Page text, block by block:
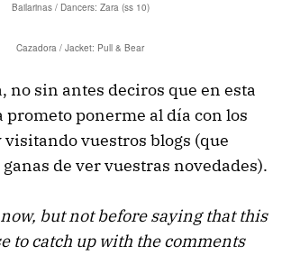
Bailarinas / Dancers: Zara (ss 10)
Cazadora / Jacket: Pull & Bear
no sin antes deciros que en esta
prometo ponerme al día con los
vuestros blogs (que
de ver vuestras novedades).
but not before saying that this
to catch up with the comments